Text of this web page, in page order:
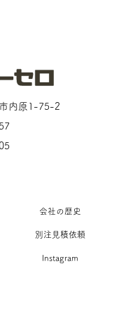
内原1-75-2
会社の歴史
別注見積依頼
Instagram